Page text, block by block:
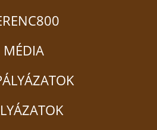
MÉDIA